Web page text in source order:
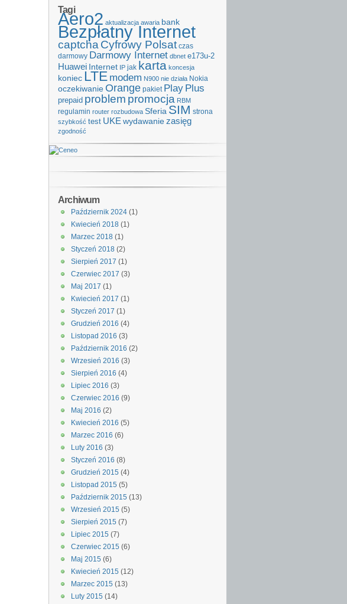
Tagi
Aero2 aktualizacja awaria bank
Bezpłatny Internet
captcha Cyfrowy Polsat czas
darmowy Darmowy Internet dbnet e173u-2
Huawei Internet IP jak karta koncesja
koniec LTE modem N900 nie działa Nokia
oczekiwanie Orange pakiet Play Plus
prepaid problem promocja RBM
regulamin router rozbudowa Sferia SIM strona
szybkość test UKE wydawaniezasięg
zgodność
Archiwum
Październik 2024 (1)
Kwiecień 2018 (1)
Marzec 2018 (1)
Styczeń 2018 (2)
Sierpień 2017 (1)
Czerwiec 2017 (3)
Maj 2017 (1)
Kwiecień 2017 (1)
Styczeń 2017 (1)
Grudzień 2016 (4)
Listopad 2016 (3)
Październik 2016 (2)
Wrzesień 2016 (3)
Sierpień 2016 (4)
Lipiec 2016 (3)
Czerwiec 2016 (9)
Maj 2016 (2)
Kwiecień 2016 (5)
Marzec 2016 (6)
Luty 2016 (3)
Styczeń 2016 (8)
Grudzień 2015 (4)
Listopad 2015 (5)
Październik 2015 (13)
Wrzesień 2015 (5)
Sierpień 2015 (7)
Lipiec 2015 (7)
Czerwiec 2015 (6)
Maj 2015 (6)
Kwiecień 2015 (12)
Marzec 2015 (13)
Luty 2015 (14)